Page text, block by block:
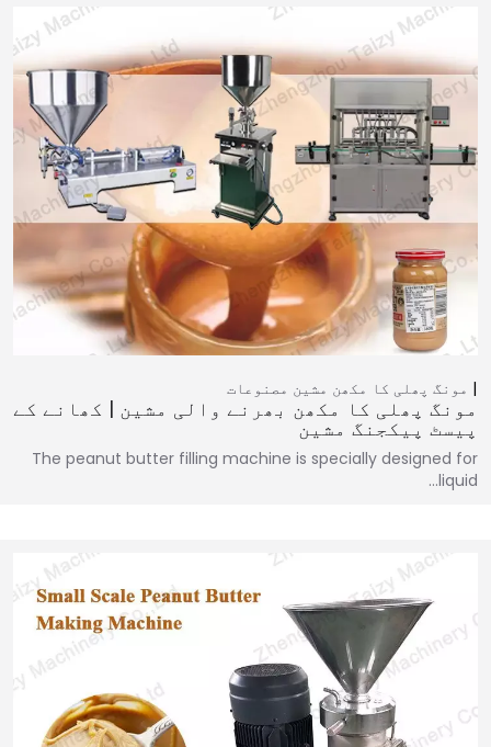
مونگ پھلی کا مکھن مشین مصنوعات
مونگ پھلی کا مکھن بھرنے والی مشین | کھانے کے
پیسٹ پیکجنگ مشین
The peanut butter filling machine is specially designed for
liquid…